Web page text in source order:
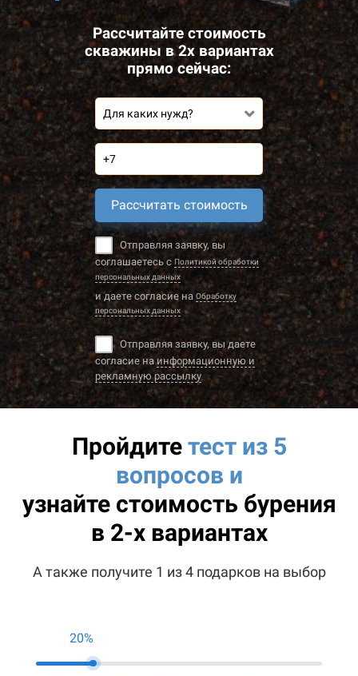
Рассчитайте стоимость
скважины в 2х вариантах
прямо сейчас:
Для каких нужд?
Рассчитать стоимость
Отправляя заявку, вы
соглашаетесь с Политикой обработки
персональных данных
и даете согласие на Обработку
персональных данных
Отправляя заявку, вы даете
согласие наинформационную и
рекламную рассылку
Пройдитетест из 5
вопросов и
узнайте стоимость бурения
в 2-х вариантах
А также получите 1 из 4 подарков на выбор
20%